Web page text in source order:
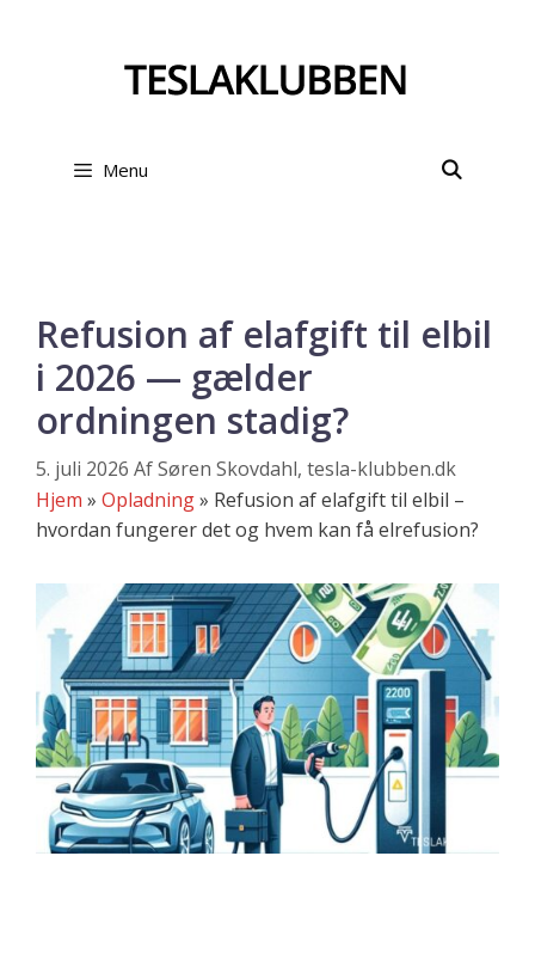
Menu
Refusion af elafgift til elbil
i 2026 — gælder
ordningen stadig?
5. juli 2026 AfSøren Skovdahl, tesla-klubben.dk
Hjem » Opladning» Refusion af elafgift til elbil –
hvordan fungerer det og hvem kan få elrefusion?